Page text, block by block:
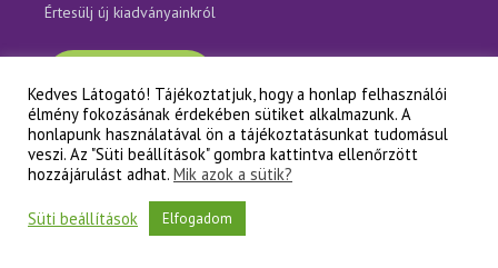
Értesülj új kiadványainkról
Copyright © Napfényes Élet Alapítvány
Kedves Látogató! Tájékoztatjuk, hogy a honlap felhasználói
élmény fokozásának érdekében sütiket alkalmazunk. A
honlapunk használatával ön a tájékoztatásunkat tudomásul
veszi. Az "Süti beállítások" gombra kattintva ellenőrzött
hozzájárulást adhat. Mik azok a sütik?
Süti beállítások Elfogadom